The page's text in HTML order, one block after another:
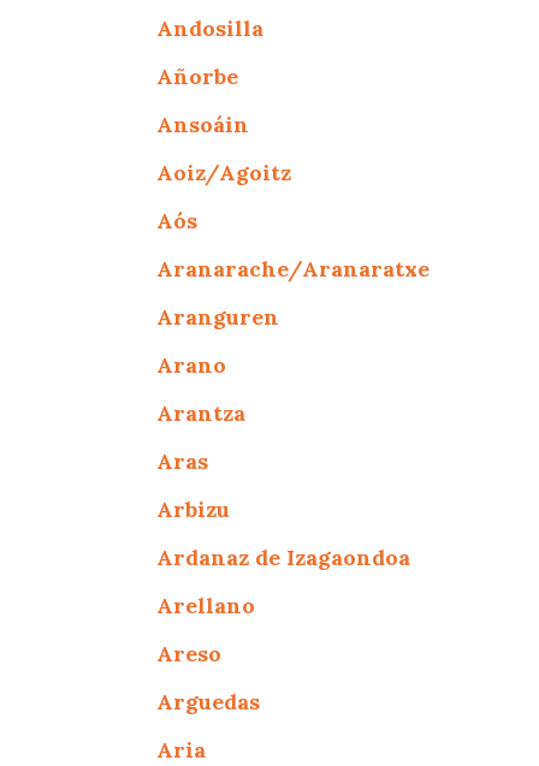
Andosilla
Añorbe
Ansoáin
Aoiz/Agoitz
Aós
Aranarache/Aranaratxe
Aranguren
Arano
Arantza
Aras
Arbizu
Ardanaz de Izagaondoa
Arellano
Areso
Arguedas
Aria